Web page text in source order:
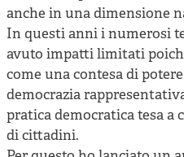
anche in una dimensione
In questi anni i numerosi
avuto impatti limitati
come una contesa di
democrazia
pratica democratica tesa a
di cittadini.